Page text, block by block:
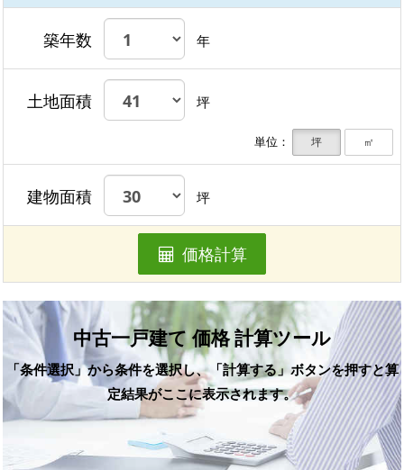
築年数 年
土地面積 坪
単位： 坪 ㎡
建物面積 坪
価格計算
中古一戸建て 価格 計算ツール
「条件選択」から条件を選択し、「計算する」ボタンを押すと算
定結果がここに表示されます。